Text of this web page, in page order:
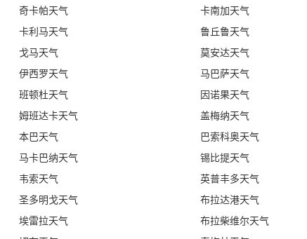
奇卡帕天气
卡南加天气
卡利马天气
鲁丘鲁天气
戈马天气
莫安达天气
伊西罗天气
马巴萨天气
班顿杜天气
因诺果天气
姆班达卡天气
盖梅纳天气
本巴天气
巴索科奥天气
马卡巴纳天气
锡比提天气
韦索天气
英普丰多天气
圣多明戈天气
布拉达港天气
埃雷拉天气
布拉柴维尔天气